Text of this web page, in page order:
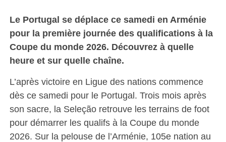
Le Portugal se déplace ce samedi en Arménie
pour la première journée des qualifications à la
Coupe du monde 2026. Découvrez à quelle
heure et sur quelle chaîne.
L’après victoire en Ligue des nations commence
dès ce samedi pour le Portugal. Trois mois après
son sacre, la Seleção retrouve les terrains de foot
pour démarrer les qualifs à la Coupe du monde
2026. Sur la pelouse de l’Arménie, 105e nation au